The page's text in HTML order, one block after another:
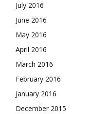
July 2016
June 2016
May 2016
April 2016
March 2016
February 2016
January 2016
December 2015